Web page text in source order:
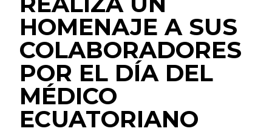
HOMENAJE A SUS
COLABORADORES
POR EL DÍA DEL
MÉDICO
ECUATORIANO